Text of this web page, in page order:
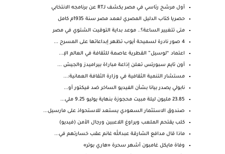
أول مرشح رئاسي في مصر يكشف لـRT عن برنامجه الانتخابي
حصريا كتاب الدليل المصري لعمد مصر سنة 1935م كامل
متى تتغيير الساعة؟.. موعد بداية التوقيت الشتوي في مصر
4 صور نادرة لسميحة أيوب تظهر إبداعاتها على المسرح ...
اعتماد “لوسيل” القطرية عاصمة للثقافة في العالم الإ...
أون تايم سبورتس تعلن إذاعة مباراة بيراميدز والجيش ...
مستشار التنمية الثقافية في وزارة الثقافة العمانية:...
نابولي يصدر بيانا بشأن الفيديو الساخر ضد فيكتور أو...
23.85 مليون ليلة مبيت محجوزة بنهاية يوليو 9.25 ملي...
صندوق الاستثمار السعودي يستعد للاستحواذ على مارسيل...
كلب يقتحم الملعب ويراوغ اللاعبين ورجال الأمن (فيديو)
ماذا قال مدافع الشارقة عبدالله غانم عقب خسارتهم في...
وفاة مايكل غامبون أشهر سحرة «هاري بوتر»